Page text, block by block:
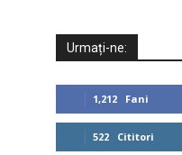
Urmați-ne:
1,212 Fani
522 Cititori